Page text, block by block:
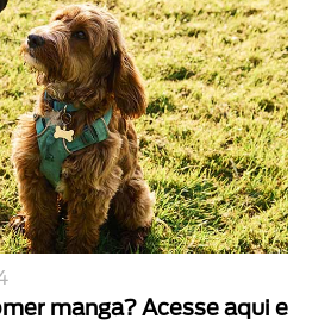
manga? Acesse aqui e